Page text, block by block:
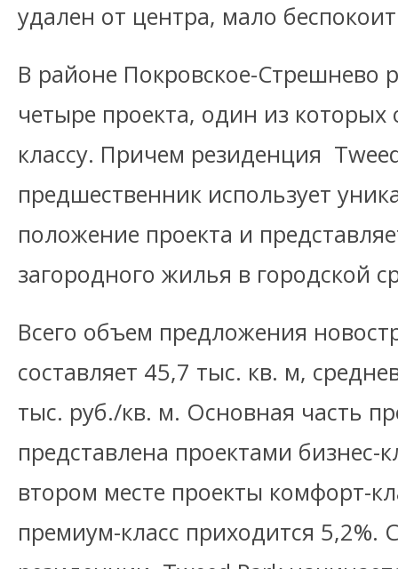
удален от центра, мало
В районе Покровское-Стрешнево
четыре проекта, один из которых
классу. Причем резиденция
предшественник использует
положение проекта и
загородного жилья в городской
Всего объем предложения
составляет 45,7 тыс. кв. м,
тыс. руб./кв. м. Основная часть
представлена проектами бизнес-
втором месте проекты комфорт-
премиум-класс приходится 5,2%.